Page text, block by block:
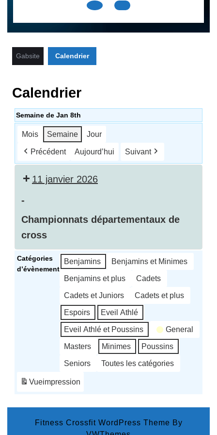
Open
Button
Gabsite Calendrier
Calendrier
Semaine de Jan 8th
Mois Semaine Jour
Précédent Aujourd’hui Suivant
11 janvier 2026
-
Championnats départementaux de
cross
Championnats
départementaux
de
Catégories
d’évènement
Benjamins Benjamins et Minimes
Benjamins et plus Cadets
Cadets et Juniors Cadets et plus
Espoirs Eveil Athlé
Eveil Athlé et Poussins General
Masters Minimes Poussins
Seniors Toutes les catégories
Vueimpression
Fitness Crossfit WordPress Theme By